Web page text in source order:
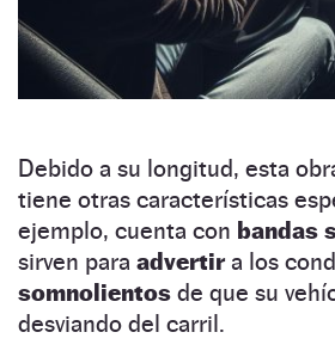
Debido a su longitud, esta
tiene otras características
ejemplo, cuenta con bandas
sirven para advertira los
somnolientos de que su
desviando del carril.